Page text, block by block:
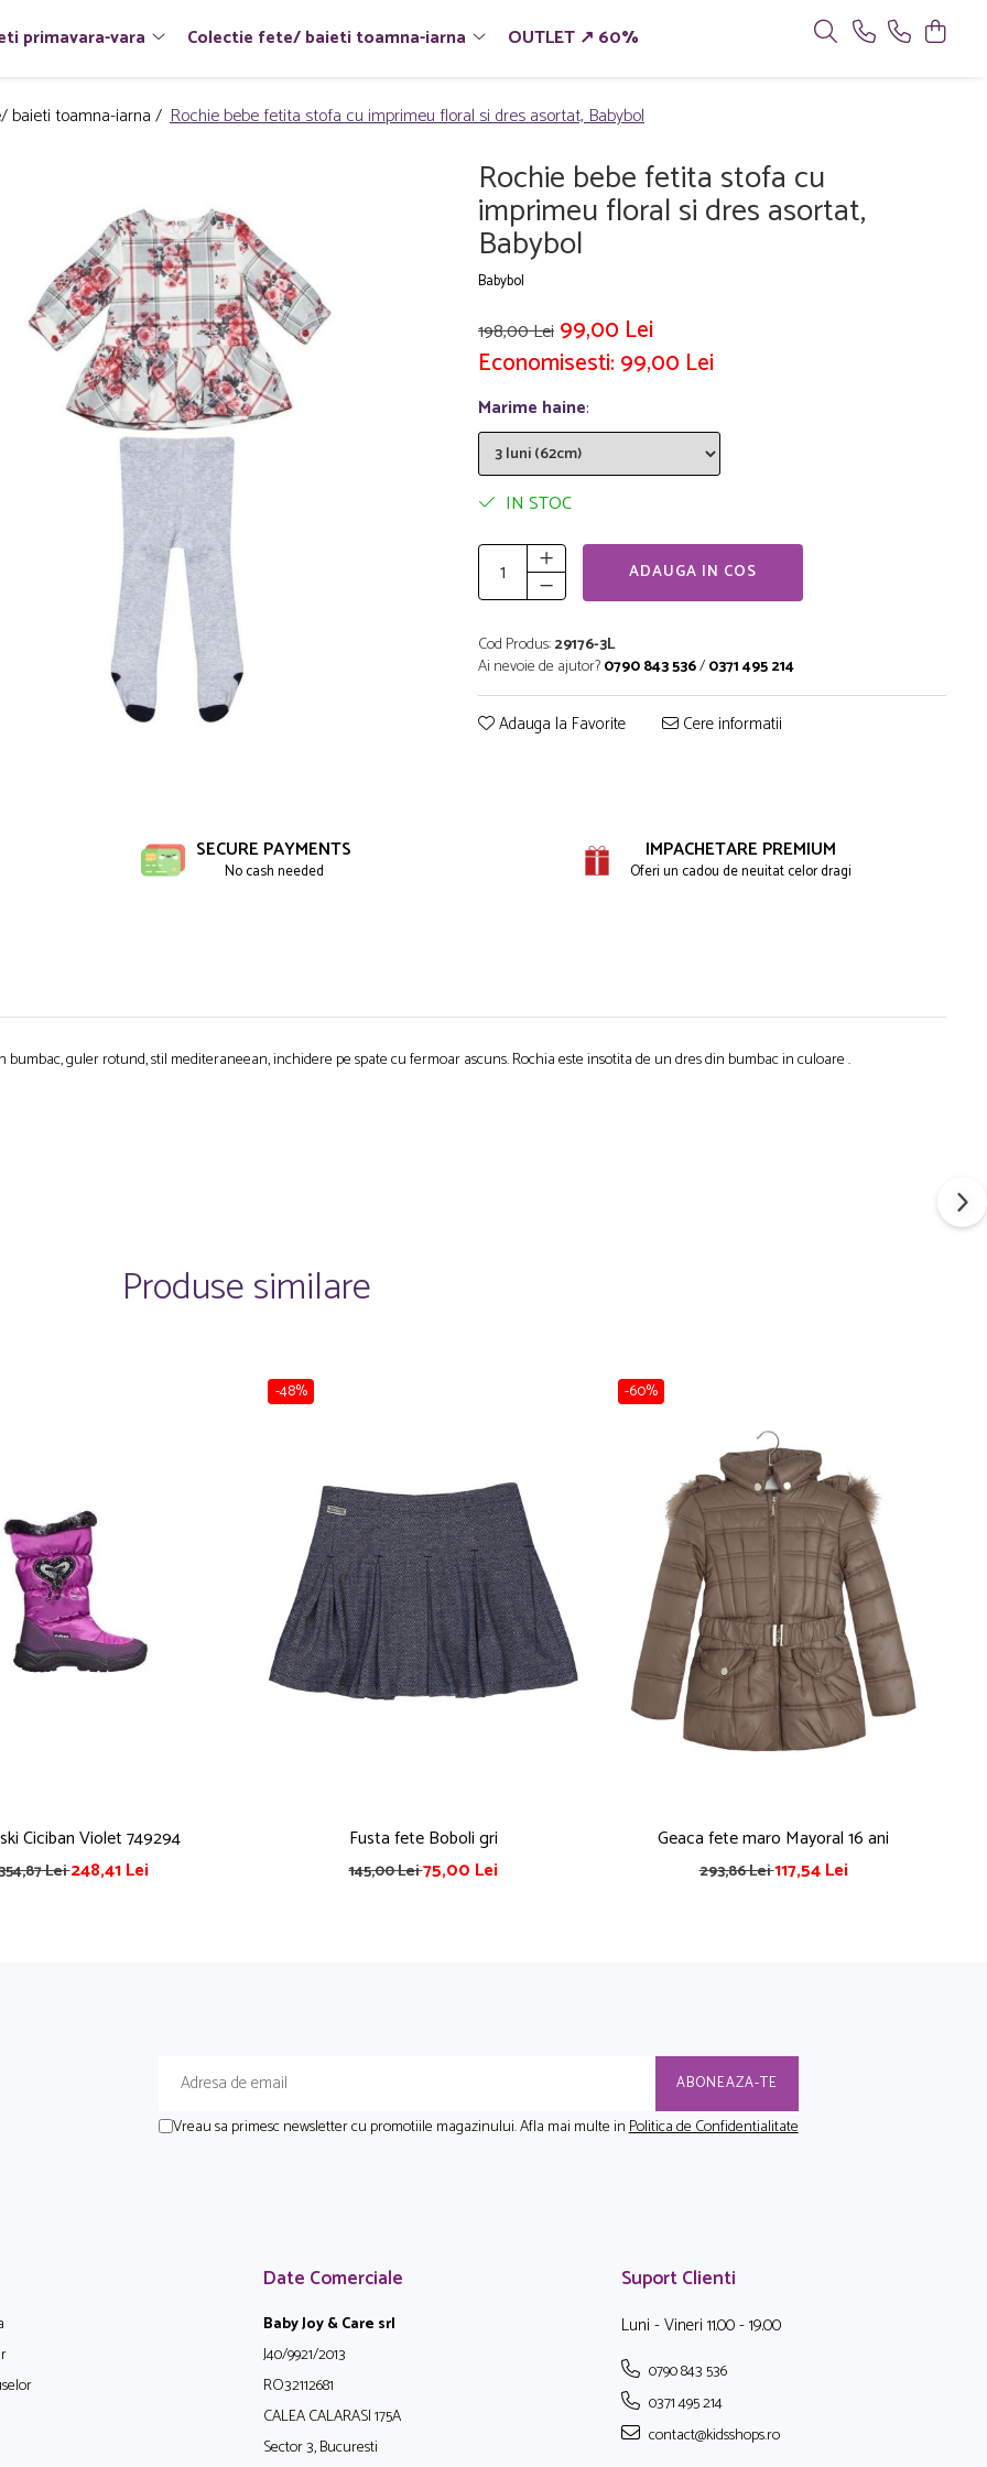
primavara-vara Colectie fete/ baieti toamna-iarna OUTLET ↗ 60%
baieti toamna-iarna / Rochie bebe fetita stofa cu imprimeu floral si dres asortat, Babybol
Rochie bebe fetita stofa cu
imprimeu floral si dres asortat,
Babybol
Babybol
198,00 Lei 99,00 Lei
Economisesti: 99,00 Lei
Marime haine:
IN STOC
ADAUGA IN COS
Cod Produs:29176-3L
Ai nevoie de ajutor?0790 843 536/0371 495 214
Adauga la Favorite Cere informatii
SECURE PAYMENTS
No cash needed
IMPACHETARE PREMIUM
Oferi un cadou de neuitat celor dragi
bumbac, guler rotund, stil mediteraneean, inchidere pe spate cu fermoar ascuns. Rochia este insotita de un dres din bumbac in culoare .
Produse similare
Ciciban Violet 749294
Lei248,41 Lei
-48%
Fusta fete Boboli gri
145,00 Lei75,00 Lei
-60%
Geaca fete maro Mayoral 16 ani
293,86 Lei117,54 Lei
Vreau sa primesc newsletter cu promotiile magazinului. Afla mai multe inPolitica de Confidentialitate
Date Comerciale
Baby Joy & Care srl
J40/9921/2013
RO32112681
CALEA CALARASI 175A
Sector 3, Bucuresti
Suport Clienti
Luni - Vineri 11.00 - 19.00
0790 843 536
0371 495 214
contact@kidsshops.ro